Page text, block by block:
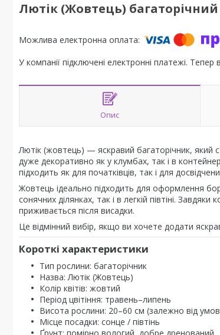
Лютік (Жовтець)
У компанії підключені електронні платежі.
Опис
Лютік (жовтець) — яскравий багаторічник, який
дуже декоративно як у клумбах, так і в
підходить як для початківців, так і для
Жовтець ідеально підходить для оформлення
сонячних ділянках, так і в легкій півтіні.
приживається після висадки.
Це відмінний вибір, якщо ви хочете додати
Короткі характеристики
Тип рослини: багаторічник
Назва: Лютік (Жовтець)
Колір квітів: жовтий
Період цвітіння: травень–липень
Висота рослини: 20–60 см (залежно від
Місце посадки: сонце / півтінь